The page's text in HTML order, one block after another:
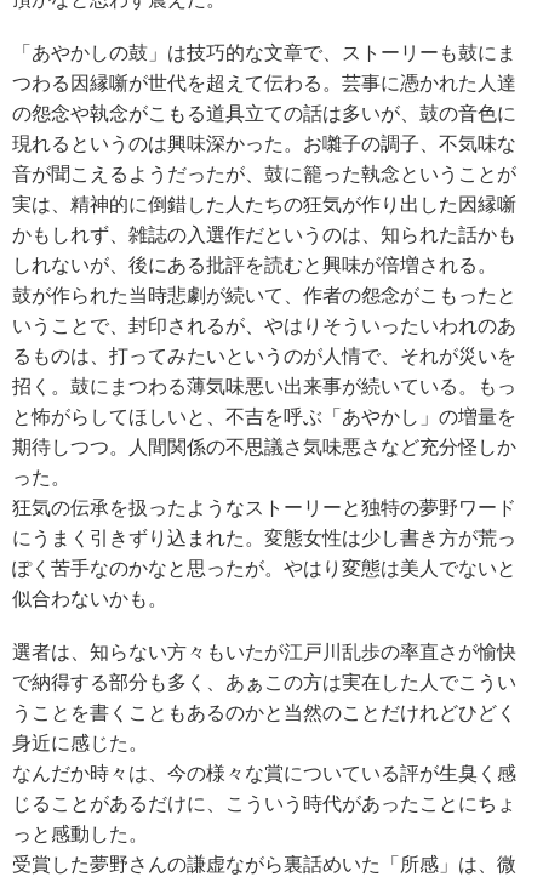
「あやかしの鼓」は技巧的な文章で、ストーリーも鼓にま
つわる因縁噺が世代を超えて伝わる。芸事に憑かれた人達
の怨念や執念がこもる道具立ての話は多いが、鼓の音色に
現れるというのは興味深かった。お囃子の調子、不気味な
音が聞こえるようだったが、鼓に籠った執念ということが
実は、精神的に倒錯した人たちの狂気が作り出した因縁噺
かもしれず、雑誌の入選作だというのは、知られた話かも
しれないが、後にある批評を読むと興味が倍増される。
鼓が作られた当時悲劇が続いて、作者の怨念がこもったと
いうことで、封印されるが、やはりそういったいわれのあ
るものは、打ってみたいというのが人情で、それが災いを
招く。鼓にまつわる薄気味悪い出来事が続いている。もっ
と怖がらしてほしいと、不吉を呼ぶ「あやかし」の増量を
期待しつつ。人間関係の不思議さ気味悪さなど充分怪しか
った。
狂気の伝承を扱ったようなストーリーと独特の夢野ワード
にうまく引きずり込まれた。変態女性は少し書き方が荒っ
ぽく苦手なのかなと思ったが。やはり変態は美人でないと
似合わないかも。
選者は、知らない方々もいたが江戸川乱歩の率直さが愉快
で納得する部分も多く、あぁこの方は実在した人でこうい
うことを書くこともあるのかと当然のことだけれどひどく
身近に感じた。
なんだか時々は、今の様々な賞についている評が生臭く感
じることがあるだけに、こういう時代があったことにちょ
っと感動した。
受賞した夢野さんの謙虚ながら裏話めいた「所感」は、微